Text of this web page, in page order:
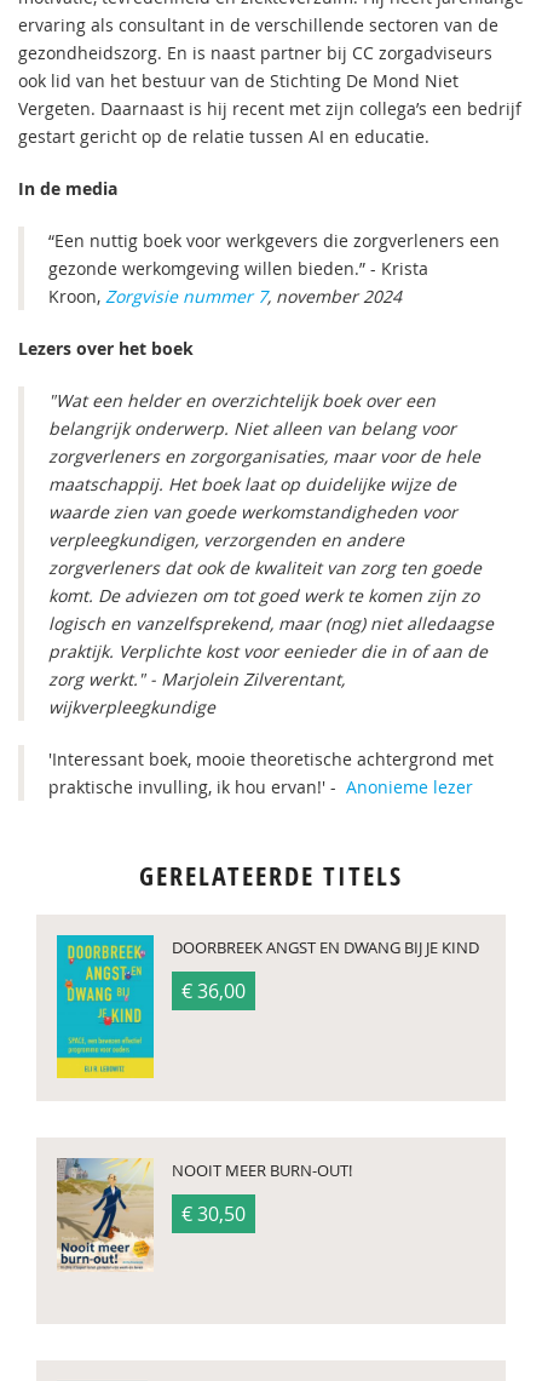
ervaring als consultant in de verschillende sectoren van de
gezondheidszorg. En is naast partner bij CC zorgadviseurs
ook lid van het bestuur van de Stichting De Mond Niet
Vergeten. Daarnaast is hij recent met zijn collega’s een bedrijf
gestart gericht op de relatie tussen AI en educatie.
In de media
“Een nuttig boek voor werkgevers die zorgverleners een
gezonde werkomgeving willen bieden.” - Krista
Kroon, Zorgvisie nummer 7, november 2024
Lezers over het boek
"Wat een helder en overzichtelijk boek over een
belangrijk onderwerp. Niet alleen van belang voor
zorgverleners en zorgorganisaties, maar voor de hele
maatschappij. Het boek laat op duidelijke wijze de
waarde zien van goede werkomstandigheden voor
verpleegkundigen, verzorgenden en andere
zorgverleners dat ook de kwaliteit van zorg ten goede
komt. De adviezen om tot goed werk te komen zijn zo
logisch en vanzelfsprekend, maar (nog) niet alledaagse
praktijk. Verplichte kost voor eenieder die in of aan de
zorg werkt." - Marjolein Zilverentant,
wijkverpleegkundige
'Interessant boek, mooie theoretische achtergrond met
praktische invulling, ik hou ervan!' - Anonieme lezer
GERELATEERDE TITELS
DOORBREEK ANGST EN DWANG BIJ JE KIND
€ 36,00
NOOIT MEER BURN-OUT!
€ 30,50